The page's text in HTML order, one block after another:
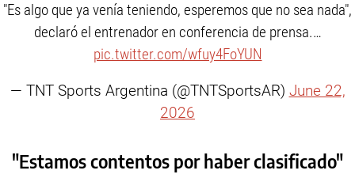
"Es algo que ya venía teniendo, esperemos que no sea nada",
declaró el entrenador en conferencia de prensa.…
pic.twitter.com/wfuy4FoYUN
— TNT Sports Argentina (@TNTSportsAR) June 22,
2026
"Estamos contentos por haber clasificado"